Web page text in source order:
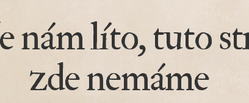
nám líto, tuto
zde nemáme